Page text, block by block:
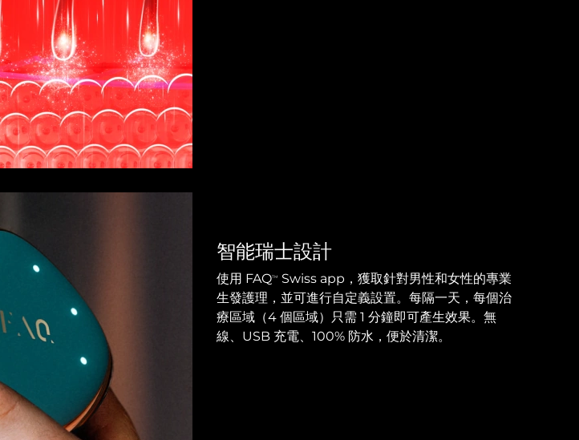
智能瑞士設計
使用 FAQTM
Swiss app，獲取針對男性和女性的專業
生發護理，並可進行自定義設置。每隔一天，每個治
療區域（4 個區域）只需 1 分鐘即可產生效果。無
線、USB 充電、100% 防水，便於清潔。